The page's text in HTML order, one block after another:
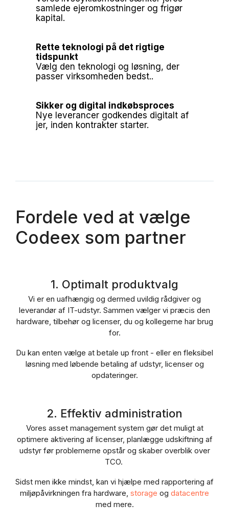
samlede ejeromkostninger og frigør
kapital.
Rette teknologi på det rigtige
tidspunkt
Vælg den teknologi og løsning, der
passer virksomheden bedst..
Sikker og digital indkøbsproces
Nye leverancer godkendes digitalt af
jer, inden kontrakter starter.
Fordele ved at vælge
Codeex som partner
1. Optimalt produktvalg
Vi er en uafhængig og dermed uvildig rådgiver og
leverandør af IT-udstyr. Sammen vælger vi præcis den
hardware, tilbehør og licenser, du og kollegerne har brug
for.
Du kan enten vælge at betale up front - eller en fleksibel
løsning med løbende betaling af udstyr, licenser og
opdateringer.
2. Effektiv administration
Vores asset management system gør det muligt at
optimere aktivering af licenser, planlægge udskiftning af
udstyr før problemerne opstår og skaber overblik over
TCO.
Sidst men ikke mindst, kan vi hjælpe med rapportering af
miljøpåvirkningen fra hardware, storage og datacentre
med mere.